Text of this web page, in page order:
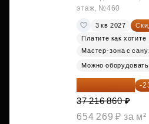
этаж, №460
3 кв 2027
Платите как хотите
Мастер-зона с
Можно
28 656 982 ₽ -
37 216 860 ₽
654 269 ₽ за м²